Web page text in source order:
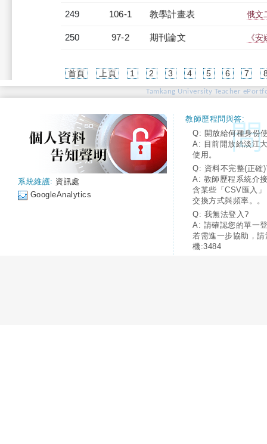
249 106-1 教學計畫表 俄文
250 97-2 期刊論文 《
首頁 上頁 1 2 3 4 5 6 7
Tamkang University Teacher
系統維護: 資訊處
GoogleAnalytics
教師歷程問與答:
Q: 開放給何種身份
A: 目前開放給淡江
使用。
Q: 資料不完整(正確
A: 教師歷程系統介
含某些「CSV匯入
交換方式與頻率。。
Q: 我無法登入?
A: 請確認您的單一
若需進一步協助，
機:3484